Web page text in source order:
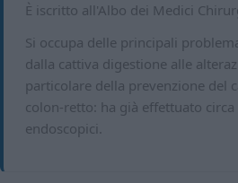
È iscritto all'Albo dei Medici
Si occupa delle principali
dalla cattiva digestione alle
particolare della prevenzione del
colon-retto: ha già effettuato circa
endoscopici.